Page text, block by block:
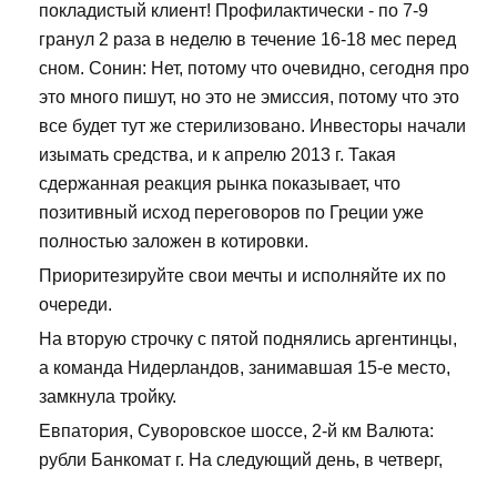
покладистый клиент! Профилактически - по 7-9
гранул 2 раза в неделю в течение 16-18 мес перед
сном. Сонин: Нет, потому что очевидно, сегодня про
это много пишут, но это не эмиссия, потому что это
все будет тут же стерилизовано. Инвесторы начали
изымать средства, и к апрелю 2013 г. Такая
сдержанная реакция рынка показывает, что
позитивный исход переговоров по Греции уже
полностью заложен в котировки.
Приоритезируйте свои мечты и исполняйте их по
очереди.
На вторую строчку с пятой поднялись аргентинцы,
а команда Нидерландов, занимавшая 15-е место,
замкнула тройку.
Евпатория, Суворовское шоссе, 2-й км Валюта:
рубли Банкомат г. На следующий день, в четверг,